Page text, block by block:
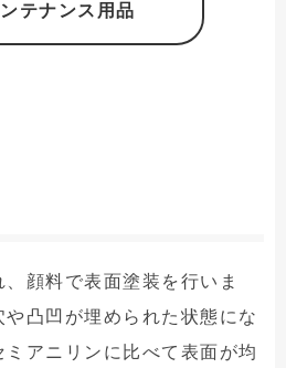
テナンス用品
顔料で表面塗装を行いま
凸凹が埋められた状態にな
アニリンに比べて表面が均